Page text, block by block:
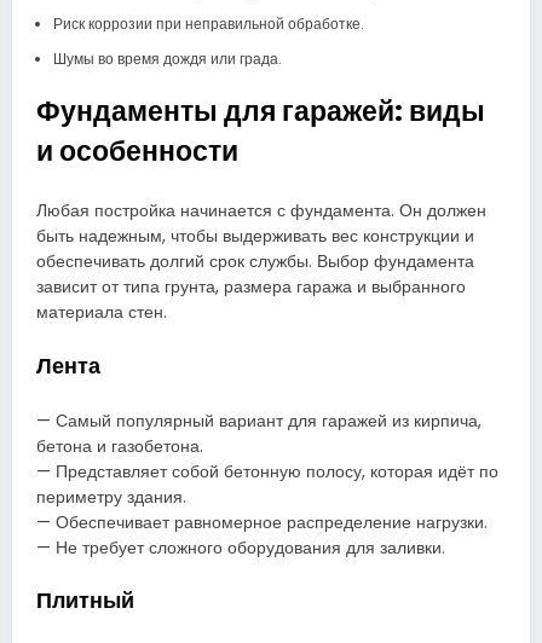
Риск коррозии при неправильной обработке.
Шумы во время дождя или града.
Фундаменты для гаражей: виды
и особенности
Любая постройка начинается с фундамента. Он должен
быть надежным, чтобы выдерживать вес конструкции и
обеспечивать долгий срок службы. Выбор фундамента
зависит от типа грунта, размера гаража и выбранного
материала стен.
Лента
— Самый популярный вариант для гаражей из кирпича,
бетона и газобетона.
— Представляет собой бетонную полосу, которая идёт по
периметру здания.
— Обеспечивает равномерное распределение нагрузки.
— Не требует сложного оборудования для заливки.
Плитный